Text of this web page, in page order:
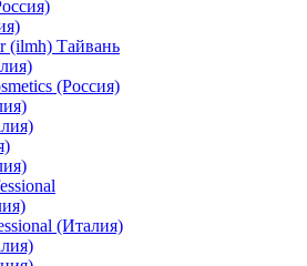
(ilmh) Тайвань
(Россия)
(Италия)